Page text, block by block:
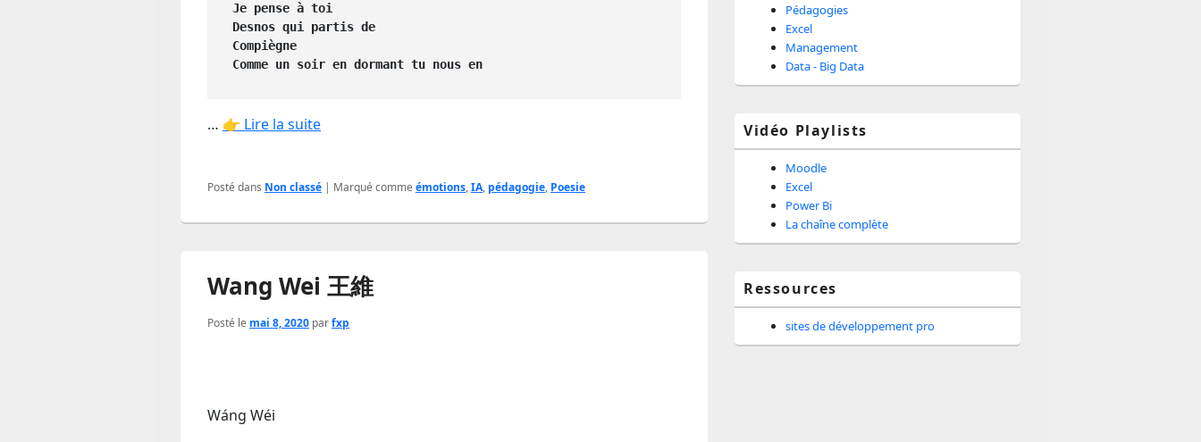
Je pense à toi
Desnos qui partis de
Compiègne
Comme un soir en dormant tu nous en
… 👉 Lire la suite
Posté dans Non classé | Marqué comme émotions,IA, pédagogie, Poesie
Wang Wei 王維
Posté le mai 8, 2020 parfxp
Wáng Wéi
Pédagogies
Excel
Management
Data - Big Data
Vidéo Playlists
Moodle
Excel
Power Bi
La chaîne complète
Ressources
sites de développement pro